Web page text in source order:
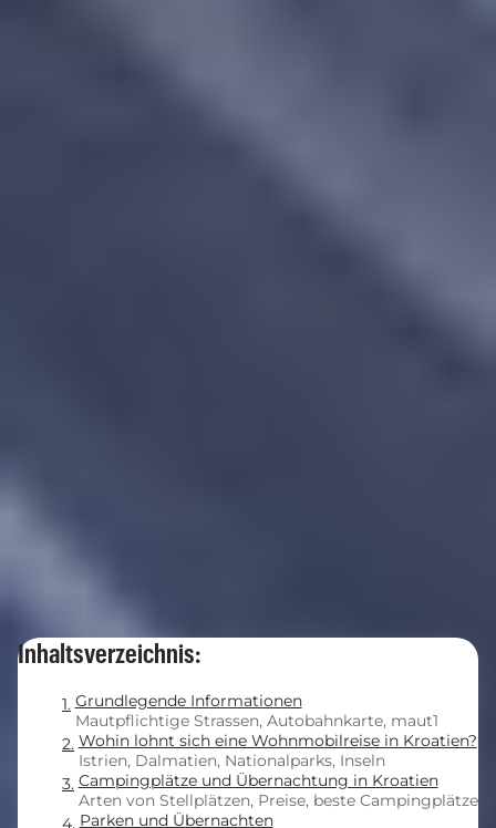
Inhaltsverzeichnis:
Grundlegende Informationen
Mautpflichtige Strassen, Autobahnkarte, maut1
Wohin lohnt sich eine Wohnmobilreise in Kroatien?
Istrien, Dalmatien, Nationalparks, Inseln
Campingplätze und Übernachtung in Kroatien
Arten von Stellplätzen, Preise, beste Campingplätze
Parken und Übernachten